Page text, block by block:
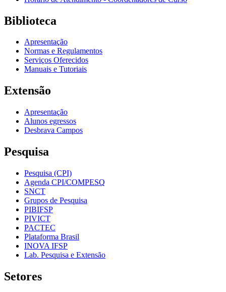
Biblioteca
Apresentação
Normas e Regulamentos
Serviços Oferecidos
Manuais e Tutoriais
Extensão
Apresentação
Alunos egressos
Desbrava Campos
Pesquisa
Pesquisa (CPI)
Agenda CPI/COMPESQ
SNCT
Grupos de Pesquisa
PIBIFSP
PIVICT
PACTEC
Plataforma Brasil
INOVA IFSP
Lab. Pesquisa e Extensão
Setores